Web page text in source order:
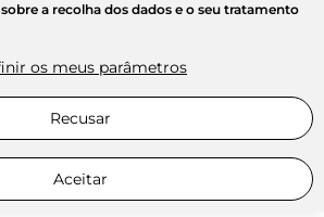
a recolha dos dados e o seu tratamento
os meus parâmetros
Recusar
Aceitar